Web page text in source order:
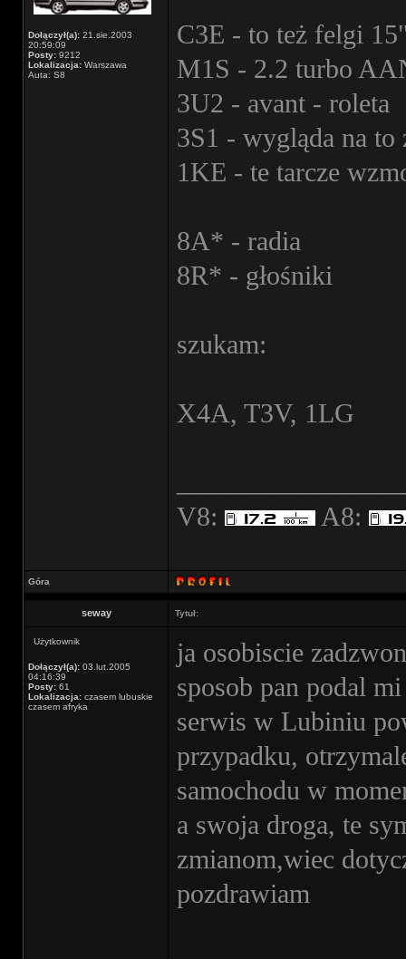
Dołączył(a): 21.sie.2003
20:59:09
Posty: 9212
Lokalizacja: Warszawa
Auta: S8
C3E - to też felgi
M1S - 2.2 turbo
3U2 - avant - roleta
3S1 - wygląda na
1KE - te tarcze
8A* - radia
8R* - głośniki
szukam:
X4A, T3V, 1LG
V8:
A8:
Góra
seway Tytuł:
Użytkownik
Dołączył(a): 03.lut.2005
04:16:39
Posty: 61
Lokalizacja: czasem lubuskie
czasem afryka
ja osobiscie
sposob pan podal
serwis w Lubiniu
przypadku,
samochodu w
a swoja droga, te
zmianom,wiec
pozdrawiam